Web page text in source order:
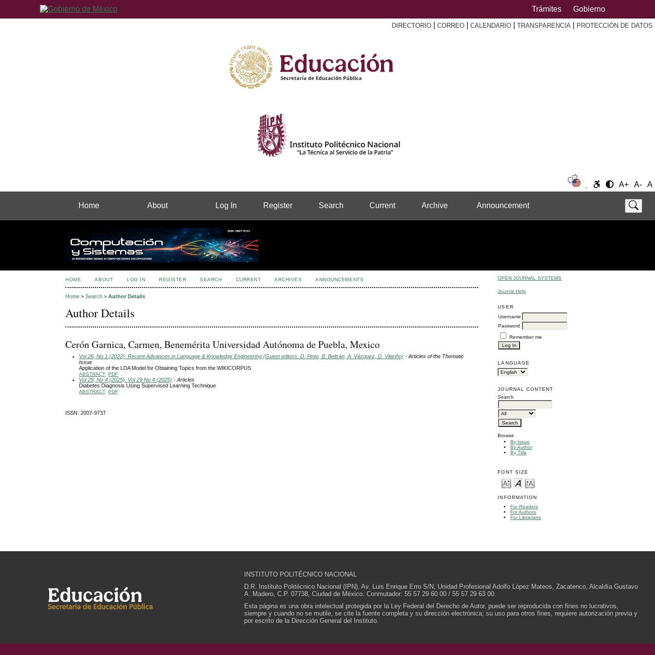
Trámites Gobierno
DIRECTORIO CORREO CALENDARIO TRANSPARENCIA PROTECCIÓN DE DATOS
A+ A- A
Home About Log In Register Search Current Archive Announcement
OPEN JOURNAL SYSTEMS
Journal Help
USER
Username
Password
Remember me
LANGUAGE
JOURNAL CONTENT
Search
Browse
By Issue
By Author
By Title
FONT SIZE
INFORMATION
For Readers
For Authors
For Librarians
HOME ABOUT LOG IN REGISTER SEARCH CURRENT ARCHIVES ANNOUNCEMENTS
Home >Search >Author Details
Author Details
Cerón Garnica, Carmen, Benemérita Universidad Autónoma de Puebla, Mexico
Vol 26, No 1 (2022): Recent Advances in Language & Knowledge Engineering (Guest editors: D. Pinto, B. Beltrán, A. Vázquez, D. Vilariño) - Articles of the Thematic
Issue
Application of the LDA Model for Obtaining Topics from the WIKICORPUS
ABSTRACT PDF
Vol 29, No 4 (2025): Vol 29 No 4 (2025) - Articles
Diabetes Diagnosis Using Supervised Learning Technique
ABSTRACT PDF
ISSN: 2007-9737
INSTITUTO POLITÉCNICO NACIONAL
D.R. Instituto Politécnico Nacional (IPN). Av. Luis Enrique Erro S/N, Unidad Profesional Adolfo López Mateos, Zacatenco, Alcaldía Gustavo
A. Madero, C.P. 07738, Ciudad de México. Conmutador: 55 57 29 60 00 / 55 57 29 63 00.
Esta página es una obra intelectual protegida por la Ley Federal del Derecho de Autor, puede ser reproducida con fines no lucrativos,
siempre y cuando no se mutile, se cite la fuente completa y su dirección electrónica; su uso para otros fines, requiere autorización previa y
por escrito de la Dirección General del Instituto.